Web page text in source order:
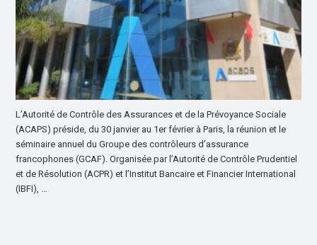
L’Autorité de Contrôle des Assurances et de la Prévoyance Sociale
(ACAPS) préside, du 30 janvier au 1er février à Paris, la réunion et le
séminaire annuel du Groupe des contrôleurs d’assurance
francophones (GCAF). Organisée par l’Autorité de Contrôle Prudentiel
et de Résolution (ACPR) et l’Institut Bancaire et Financier International
(IBFI), …